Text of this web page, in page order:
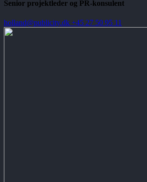
Senior projektleder og PR-konsulent
holland@publicity.dk +45 27 50 95 11